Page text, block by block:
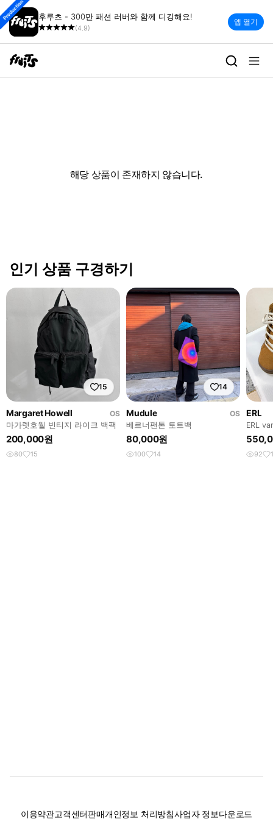
후루츠 - 300만 패션 러버와 함께 디깅해요!
(4.9)
앱 열기
해당 상품이 존재하지 않습니다.
인기 상품 구경하기
15
Margaret Howell
OS
마가렛호웰 빈티지 라이크 백팩
200,000원
80 15
14
Mudule
OS
베르너팬톤 토트백
80,000원
100 14
ERL
ERL
92
이용약관고객센터판매개인정보 처리방침사업자 정보다운로드
Production